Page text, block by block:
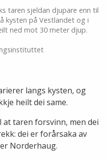
taren sjeldan djupare enn til
kysten på Vestlandet og i
ned mot 30 meter djup.
langs kysten, og
heilt dei same.
taren forsvinn, men dei
dei er forårsaka av
Norderhaug.